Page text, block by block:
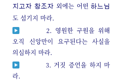
지고자 창조자 외에는 어떤하느님
도 섬기지 마라.
2. 영원한 구원을 위해
오직 신앙만이 요구된다는 사실을
의심하지 마라.
3. 거짓 증언을 하지 마
라.